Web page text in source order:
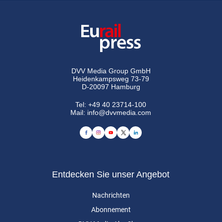
DVV Media Group GmbH
Heidenkampsweg 73-79
D-20097 Hamburg
Tel:+49 40 23714-100
Mail: info@dvvmedia.com
Entdecken Sie unser Angebot
Nachrichten
Abonnement